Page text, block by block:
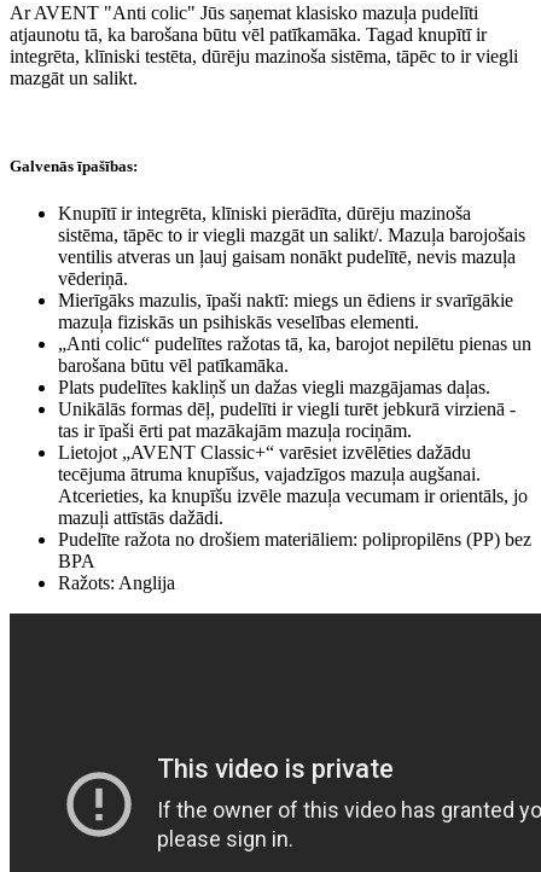
Ar AVENT "Anti colic" Jūs saņemat klasisko mazuļa pudelīti
atjaunotu tā, ka barošana būtu vēl patīkamāka. Tagad knupītī ir
integrēta, klīniski testēta, dūrēju mazinoša sistēma, tāpēc to ir viegli
mazgāt un salikt.
Galvenās īpašības:
Knupītī ir integrēta, klīniski pierādīta, dūrēju mazinoša
sistēma, tāpēc to ir viegli mazgāt un salikt/. Mazuļa barojošais
ventilis atveras un ļauj gaisam nonākt pudelītē, nevis mazuļa
vēderiņā.
Mierīgāks mazulis, īpaši naktī: miegs un ēdiens ir svarīgākie
mazuļa fiziskās un psihiskās veselības elementi.
„Anti colic“ pudelītes ražotas tā, ka, barojot nepilētu pienas un
barošana būtu vēl patīkamāka.
Plats pudelītes kakliņš un dažas viegli mazgājamas daļas.
Unikālās formas dēļ, pudelīti ir viegli turēt jebkurā virzienā -
tas ir īpaši ērti pat mazākajām mazuļa rociņām.
Lietojot „AVENT Classic+“ varēsiet izvēlēties dažādu
tecējuma ātruma knupīšus, vajadzīgos mazuļa augšanai.
Atcerieties, ka knupīšu izvēle mazuļa vecumam ir orientāls, jo
mazuļi attīstās dažādi.
Pudelīte ražota no drošiem materiāliem: polipropilēns (PP) bez
BPA
Ražots: Anglija